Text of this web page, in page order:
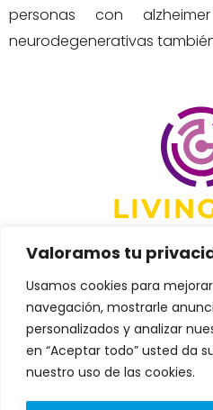
Valoramos tu
Usamos cookies para
navegación, mostrarle
personalizados y analizar
en “Aceptar todo” usted da
nuestro uso de las cookies.
personas con
neurodegenerativas
Novoa
1º